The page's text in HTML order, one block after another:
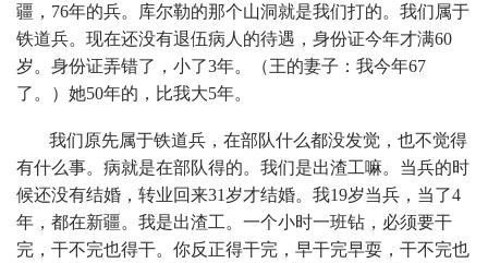
疆，76年的兵。库尔勒的那个山洞就是我们打的。我们属于
铁道兵。现在还没有退伍病人的待遇，身份证今年才满60
岁。身份证弄错了，小了3年。（王的妻子：我今年67
了。）她50年的，比我大5年。
我们原先属于铁道兵，在部队什么都没发觉，也不觉得
有什么事。病就是在部队得的。我们是出渣工嘛。当兵的时
候还没有结婚，转业回来31岁才结婚。我19岁当兵，当了4
年，都在新疆。我是出渣工。一个小时一班钻，必须要干
完，干不完也得干。你反正得干完，早干完早耍，干不完也